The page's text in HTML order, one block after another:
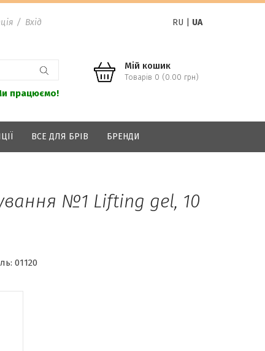
/ Вхід RU UA
працюємо!
Мій кошик
Товарів 0 (0.00 грн)
ВСЕ ДЛЯ БРІВ БРЕНДИ
№1 Lifting gel, 10
01120